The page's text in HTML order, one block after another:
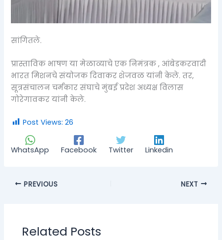
सांगितले.
प्रास्ताविक भाषण या मेळाव्याचे एक निमंत्रक , आंबेडकरवादी
भारत मिशनचे संयोजक दिवाकर शेजवळ यांनी केले. तर,
सूत्रसंचालन चर्मकार संघाचे मुंबई प्रदेश अध्यक्ष विलास
गोरेगावकर यांनी केले.
Post Views: 26
WhatsApp Facebook Twitter Linkedin
PREVIOUS NEXT
Related Posts